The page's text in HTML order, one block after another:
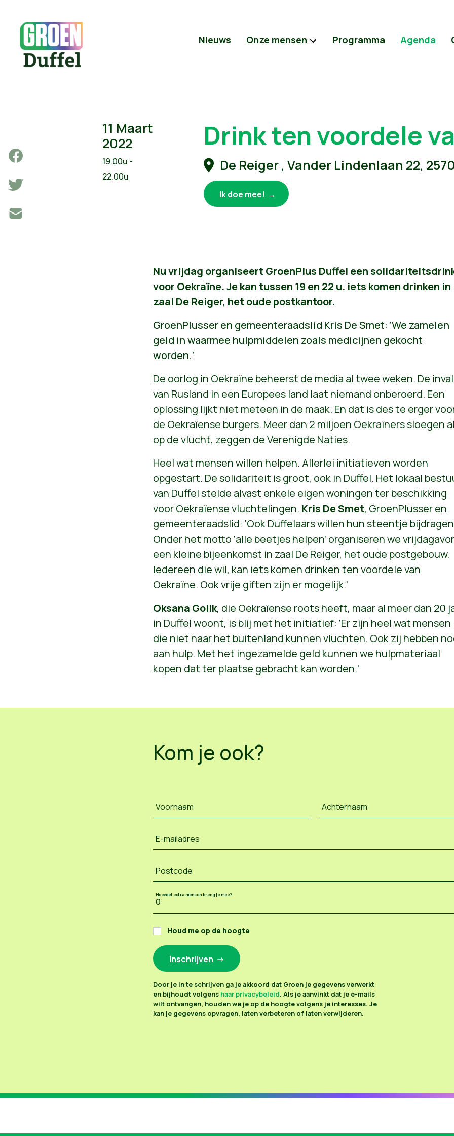
Nieuws Onze mensen Programma Agenda
11 Maart
2022
19.00u -
22.00u
Drink ten voordele
De Reiger , Vander Lindenlaan 22,
Ik doe mee!
Nu vrijdag organiseert GroenPlus Duffel een
voor Oekraïne. Je kan tussen 19 en 22 u. iets komen drinken in
zaal De Reiger, het oude postkantoor.
GroenPlusser en gemeenteraadslid Kris De Smet: ‘We zamelen
geld in waarmee hulpmiddelen zoals medicijnen gekocht
worden.’
De oorlog in Oekraïne beheerst de media al twee weken. De inval
van Rusland in een Europees land laat niemand onberoerd. Een
oplossing lijkt niet meteen in de maak. En dat is des te erger
de Oekraïense burgers. Meer dan 2 miljoen Oekraïners sloegen al
op de vlucht, zeggen de Verenigde Naties.
Heel wat mensen willen helpen. Allerlei initiatieven worden
opgestart. De solidariteit is groot, ook in Duffel. Het lokaal
van Duffel stelde alvast enkele eigen woningen ter beschikking
voor Oekraïense vluchtelingen. Kris De Smet, GroenPlusser en
gemeenteraadslid: ‘Ook Duffelaars willen hun steentje
Onder het motto ‘alle beetjes helpen’ organiseren we
een kleine bijeenkomst in zaal De Reiger, het oude postgebouw.
Iedereen die wil, kan iets komen drinken ten voordele van
Oekraïne. Ook vrije giften zijn er mogelijk.’
Oksana Golik, die Oekraïense roots heeft, maar al meer dan 20
in Duffel woont, is blij met het initiatief: ‘Er zijn heel wat mensen
die niet naar het buitenland kunnen vluchten. Ook zij hebben
aan hulp. Met het ingezamelde geld kunnen we hulpmateriaal
kopen dat ter plaatse gebracht kan worden.’
Kom je ook?
Voornaam Achternaam
E-mailadres
Postcode
Hoeveel extra mensen breng je mee?
Houd me op de hoogte
Door je in te schrijven ga je akkoord dat Groen je gegevens verwerkt
en bijhoudt volgens haar privacybeleid. Als je aanvinkt dat je e-mails
wilt ontvangen, houden we je op de hoogte volgens je interesses. Je
kan je gegevens opvragen, laten verbeteren of laten verwijderen.